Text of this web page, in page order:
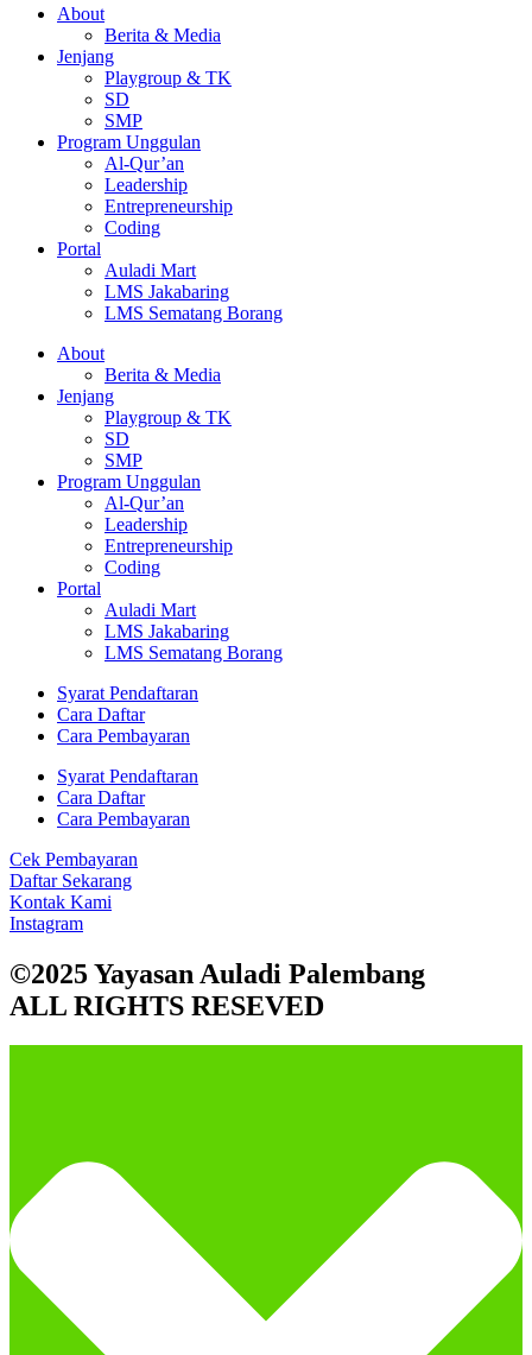
About
Berita & Media
Jenjang
Playgroup & TK
SD
SMP
Program Unggulan
Al-Qur’an
Leadership
Entrepreneurship
Coding
Portal
Auladi Mart
LMS Jakabaring
LMS Sematang Borang
About
Berita & Media
Jenjang
Playgroup & TK
SD
SMP
Program Unggulan
Al-Qur’an
Leadership
Entrepreneurship
Coding
Portal
Auladi Mart
LMS Jakabaring
LMS Sematang Borang
Syarat Pendaftaran
Cara Daftar
Cara Pembayaran
Syarat Pendaftaran
Cara Daftar
Cara Pembayaran
Cek Pembayaran
Daftar Sekarang
Kontak Kami
Instagram
©2025 Yayasan Auladi Palembang
ALL RIGHTS RESEVED